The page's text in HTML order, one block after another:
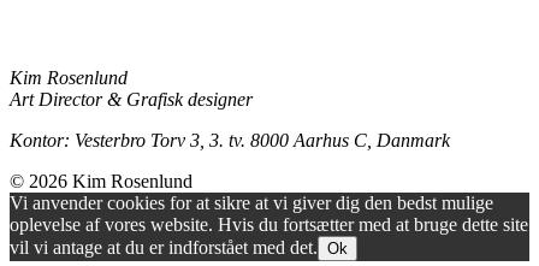
Kim Rosenlund
Art Director & Grafisk designer
Kontor: Vesterbro Torv 3, 3. tv. 8000 Aarhus C, Danmark
© 2026 Kim Rosenlund
Vi anvender cookies for at sikre at vi giver dig den bedst mulige
oplevelse af vores website. Hvis du fortsætter med at bruge dette site
vil vi antage at du er indforstået med det. Ok